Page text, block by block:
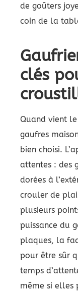
de goûters
coin de la
clés
Quand vient
gaufres
bien choisi.
attentes : des
dorées à
crouler de
plusieurs
puissance du
plaques, la
pour être sûr
temps
même si elles